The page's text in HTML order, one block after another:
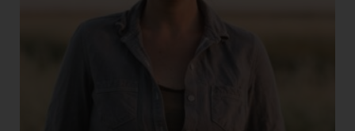
„Fibershed“, also Fasereinzugsgebiet
wird regional, nachhaltig und
wieder vollständig in den biologischen
Kreislauf rückgeführt werden kann. Und